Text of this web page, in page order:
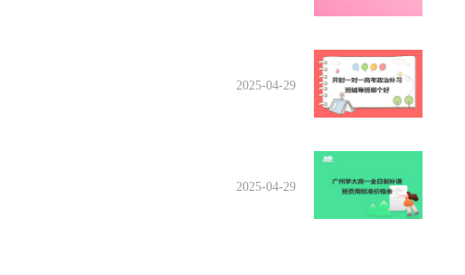
2025-04-29
2025-04-29